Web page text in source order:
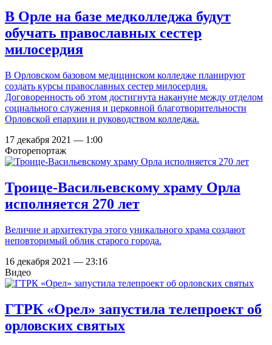
В Орле на базе медколледжа будут
обучать православных сестер
милосердия
В Орловском базовом медицинском колледже планируют
создать курсы православных сестер милосердия.
Договоренность об этом достигнута накануне между отделом
социального служения и церковной благотворительности
Орловской епархии и руководством колледжа.
17 декабря 2021 — 1:00
Фоторепортаж
Троице-Васильевскому храму Орла
исполняется 270 лет
Величие и архитектура этого уникального храма создают
неповторимый облик старого города.
16 декабря 2021 — 23:16
Видео
ГТРК «Орел» запустила телепроект об
орловских святых